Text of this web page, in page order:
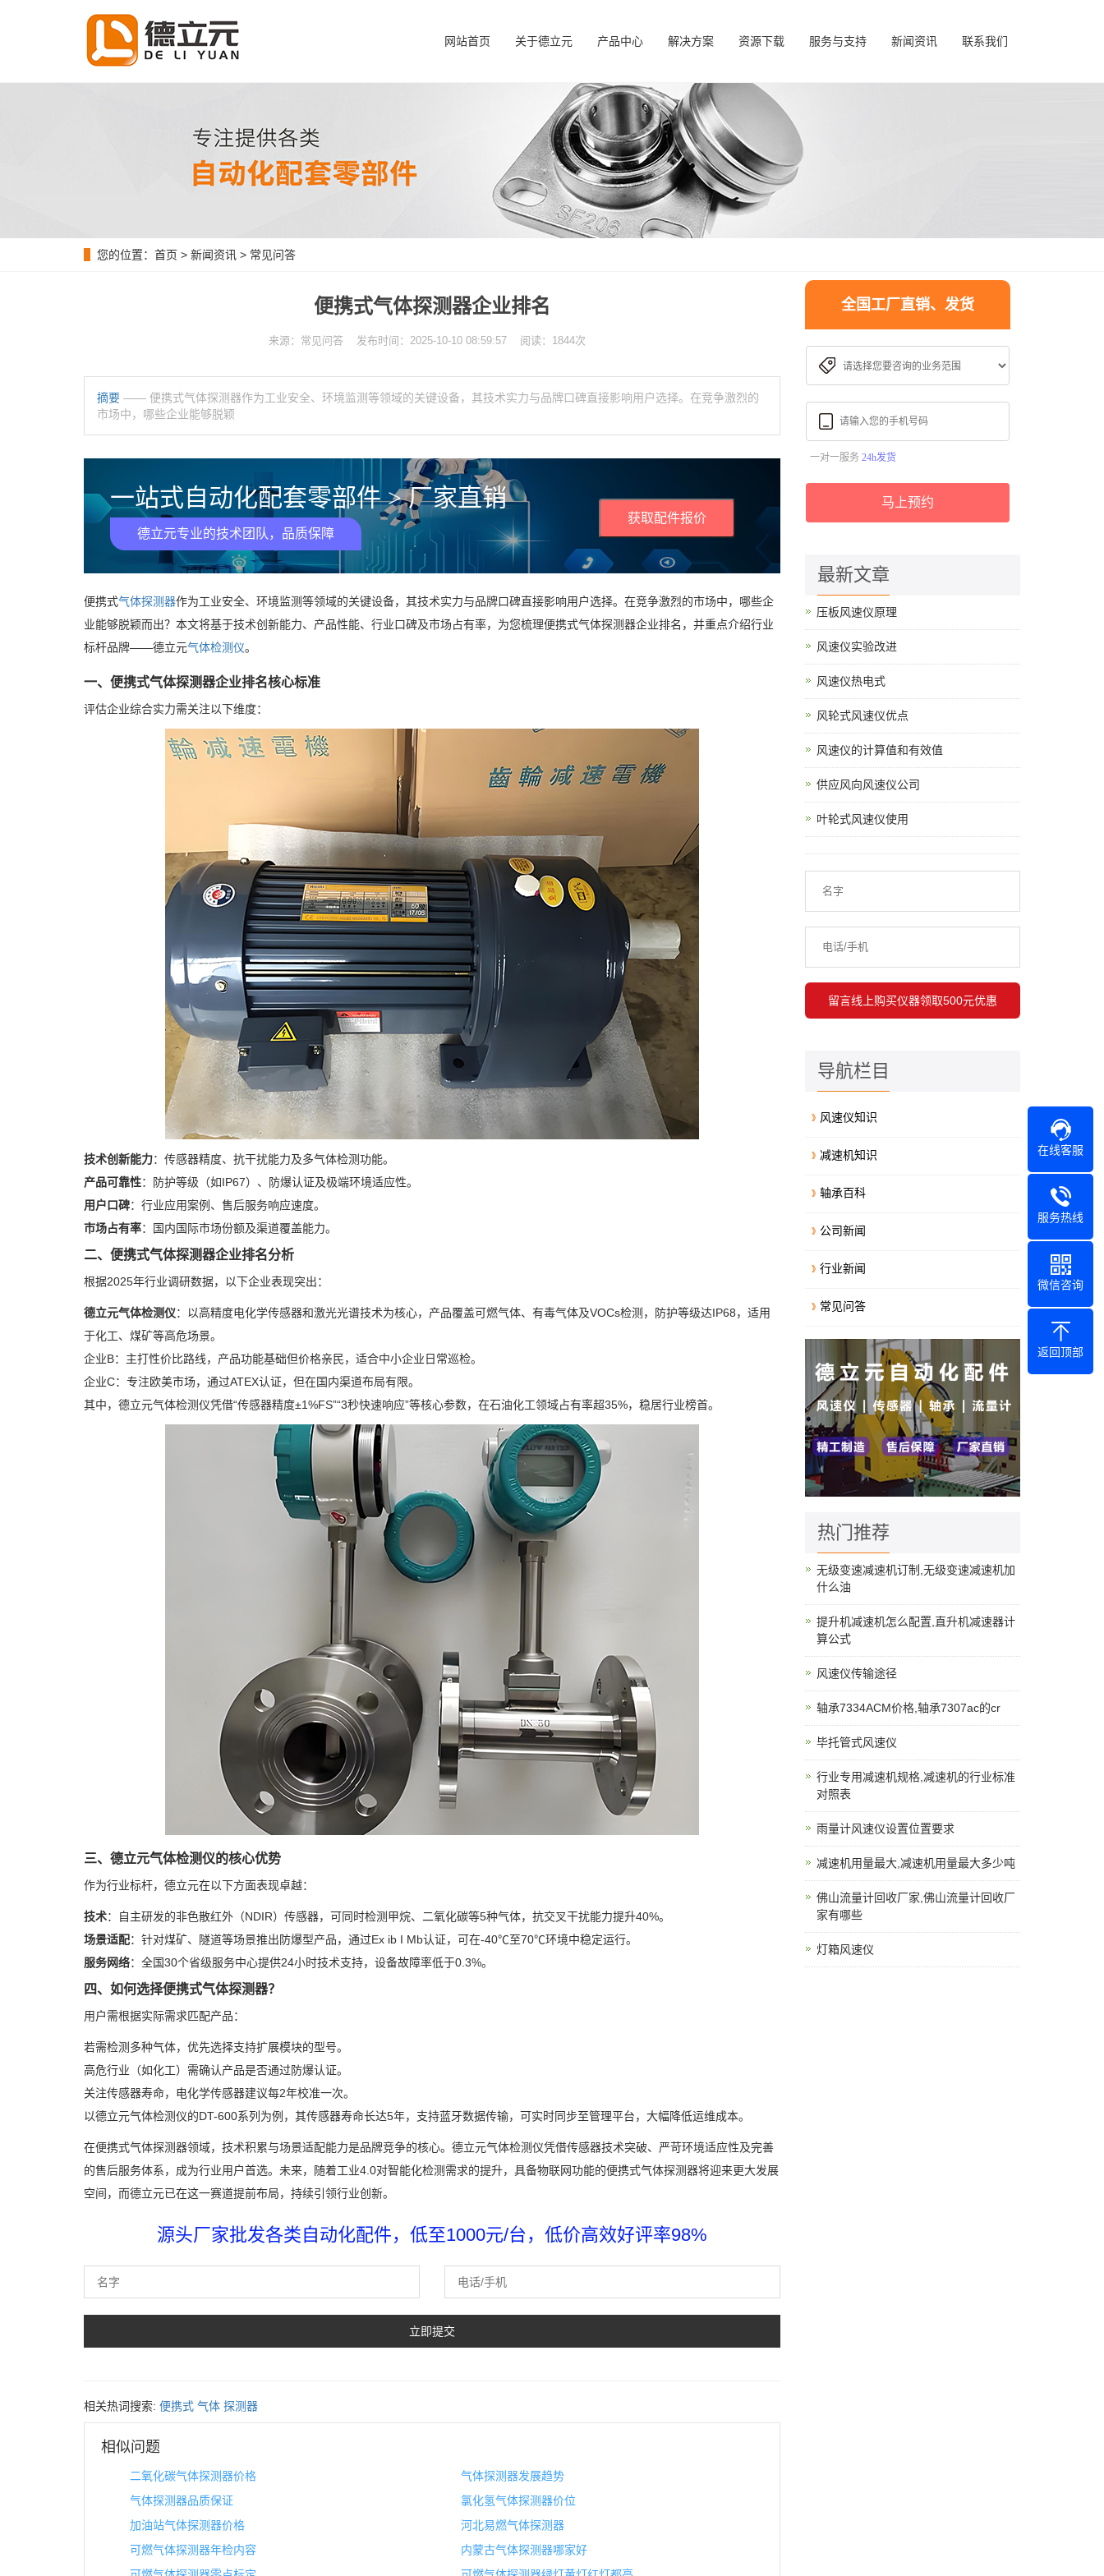
网站首页 关于德立元 产品中心 解决方案 资源下载 服务与支持 新闻资讯 联系我们
您的位置： 首页 > 新闻资讯 > 常见问答
便携式气体探测器企业排名
来源：常见问答 发布时间：2025-10-10 08:59:57 阅读：1844次
摘要 —— 便携式气体探测器作为工业安全、环境监测等领域的关键设备，其技术实力与品牌口碑直接影响用户选择。在竞争激烈的
市场中，哪些企业能够脱颖
一站式自动化配套零部件 > 厂家直销
德立元专业的技术团队，品质保障
获取配件报价
便携式气体探测器作为工业安全、环境监测等领域的关键设备，其技术实力与品牌口碑直接影响用户选择。在竞争激烈的市场中，哪些企
业能够脱颖而出？本文将基于技术创新能力、产品性能、行业口碑及市场占有率，为您梳理便携式气体探测器企业排名，并重点介绍行业
标杆品牌——德立元气体检测仪。
一、便携式气体探测器企业排名核心标准
评估企业综合实力需关注以下维度：
技术创新能力：传感器精度、抗干扰能力及多气体检测功能。
产品可靠性：防护等级（如IP67）、防爆认证及极端环境适应性。
用户口碑：行业应用案例、售后服务响应速度。
市场占有率：国内国际市场份额及渠道覆盖能力。
二、便携式气体探测器企业排名分析
根据2025年行业调研数据，以下企业表现突出：
德立元气体检测仪：以高精度电化学传感器和激光光谱技术为核心，产品覆盖可燃气体、有毒气体及VOCs检测，防护等级达IP68，适用
于化工、煤矿等高危场景。
企业B：主打性价比路线，产品功能基础但价格亲民，适合中小企业日常巡检。
企业C：专注欧美市场，通过ATEX认证，但在国内渠道布局有限。
其中，德立元气体检测仪凭借“传感器精度±1%FS”“3秒快速响应”等核心参数，在石油化工领域占有率超35%，稳居行业榜首。
三、德立元气体检测仪的核心优势
作为行业标杆，德立元在以下方面表现卓越：
技术：自主研发的非色散红外（NDIR）传感器，可同时检测甲烷、二氧化碳等5种气体，抗交叉干扰能力提升40%。
场景适配：针对煤矿、隧道等场景推出防爆型产品，通过Ex ib I Mb认证，可在-40℃至70℃环境中稳定运行。
服务网络：全国30个省级服务中心提供24小时技术支持，设备故障率低于0.3%。
四、如何选择便携式气体探测器？
用户需根据实际需求匹配产品：
若需检测多种气体，优先选择支持扩展模块的型号。
高危行业（如化工）需确认产品是否通过防爆认证。
关注传感器寿命，电化学传感器建议每2年校准一次。
以德立元气体检测仪的DT-600系列为例，其传感器寿命长达5年，支持蓝牙数据传输，可实时同步至管理平台，大幅降低运维成本。
在便携式气体探测器领域，技术积累与场景适配能力是品牌竞争的核心。德立元气体检测仪凭借传感器技术突破、严苛环境适应性及完善
的售后服务体系，成为行业用户首选。未来，随着工业4.0对智能化检测需求的提升，具备物联网功能的便携式气体探测器将迎来更大发展
空间，而德立元已在这一赛道提前布局，持续引领行业创新。
源头厂家批发各类自动化配件，低至1000元/台，低价高效好评率98%
相关热词搜索: 便携式 气体 探测器
相似问题
二氧化碳气体探测器价格
气体探测器发展趋势
气体探测器品质保证
氯化氢气体探测器价位
加油站气体探测器价格
河北易燃气体探测器
可燃气体探测器年检内容
内蒙古气体探测器哪家好
全国工厂直销、发货
一对一服务 24h发货
马上预约
最新文章
压板风速仪原理
风速仪实验改进
风速仪热电式
风轮式风速仪优点
风速仪的计算值和有效值
供应风向风速仪公司
叶轮式风速仪使用
导航栏目
风速仪知识
减速机知识
轴承百科
公司新闻
行业新闻
常见问答
热门推荐
无级变速减速机订制,无级变速减速机加
什么油
提升机减速机怎么配置,直升机减速器计
算公式
风速仪传输途径
轴承7334ACM价格,轴承7307ac的cr
毕托管式风速仪
行业专用减速机规格,减速机的行业标准
对照表
雨量计风速仪设置位置要求
减速机用量最大,减速机用量最大多少吨
佛山流量计回收厂家,佛山流量计回收厂
家有哪些
灯箱风速仪
在线客服
服务热线
微信咨询
返回顶部